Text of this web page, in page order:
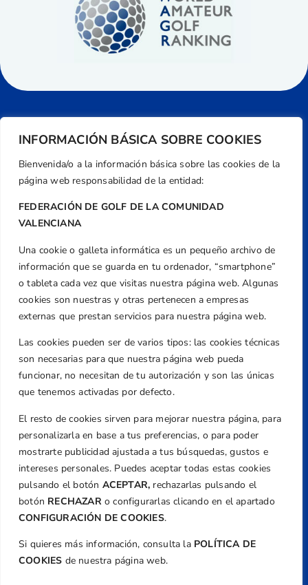
INFORMACIÓN BÁSICA SOBRE COOKIES
Bienvenida/o a la información básica sobre las cookies de la
página web responsabilidad de la entidad:
FEDERACIÓN DE GOLF DE LA COMUNIDAD
VALENCIANA
Una cookie o galleta informática es un pequeño archivo de
información que se guarda en tu ordenador, “smartphone”
o tableta cada vez que visitas nuestra página web. Algunas
cookies son nuestras y otras pertenecen a empresas
externas que prestan servicios para nuestra página web.
Las cookies pueden ser de varios tipos: las cookies técnicas
son necesarias para que nuestra página web pueda
funcionar, no necesitan de tu autorización y son las únicas
que tenemos activadas por defecto.
El resto de cookies sirven para mejorar nuestra página, para
personalizarla en base a tus preferencias, o para poder
mostrarte publicidad ajustada a tus búsquedas, gustos e
intereses personales. Puedes aceptar todas estas cookies
pulsando el botón ACEPTAR, rechazarlas pulsando el
botón RECHAZARo configurarlas clicando en el apartado
CONFIGURACIÓN DE COOKIES.
Si quieres más información, consulta la POLÍTICA DE
COOKIES de nuestra página web.
Dirección
Centre de L´Esport, Carrer d'Isaac Peral i
Caballero, Nº 5, Despachos 2 y 3, 46980,
Valencia
+34 961 367 799
Email
federacion@golfcv.com
Aviso Legal
Política de Privacidad
Transparencia
Normativa
Federación